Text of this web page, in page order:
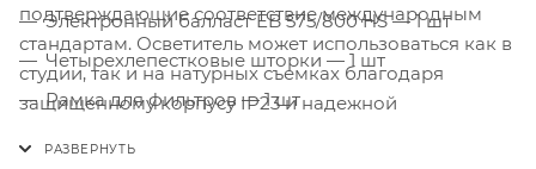
подтверждающие соответствие международным
стандартам. Осветитель может использоваться как в
студии, так и на натурных съемках благодаря
защищенному корпусу IP23 и надежной
Электронный балласт EB 575/800 HS — 1 шт
Четырехлепестковые шторки — 1 шт
Рамка для фильтров — 1 шт